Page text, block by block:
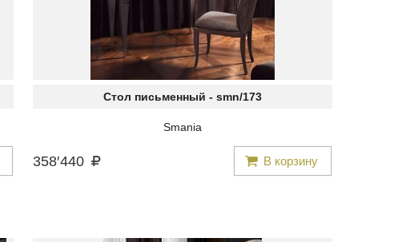
Стол письменный - smn/173
Smania
358′440 В корзину